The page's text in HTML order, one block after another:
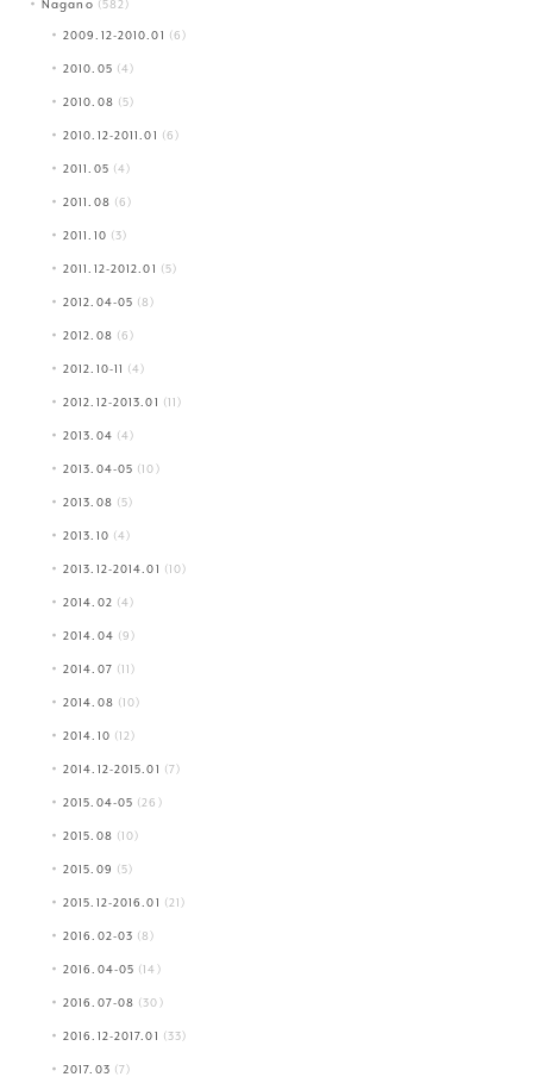
Nagano (582)
2009.12-2010.01 (6)
2010.05 (4)
2010.08 (5)
2010.12-2011.01 (6)
2011.05 (4)
2011.08 (6)
2011.10 (3)
2011.12-2012.01 (5)
2012.04-05 (8)
2012.08 (6)
2012.10-11 (4)
2012.12-2013.01 (11)
2013.04 (4)
2013.04-05 (10)
2013.08 (5)
2013.10 (4)
2013.12-2014.01 (10)
2014.02 (4)
2014.04 (9)
2014.07 (11)
2014.08 (10)
2014.10 (12)
2014.12-2015.01 (7)
2015.04-05 (26)
2015.08 (10)
2015.09 (5)
2015.12-2016.01 (21)
2016.02-03 (8)
2016.04-05 (14)
2016.07-08 (30)
2016.12-2017.01 (33)
2017.03 (7)